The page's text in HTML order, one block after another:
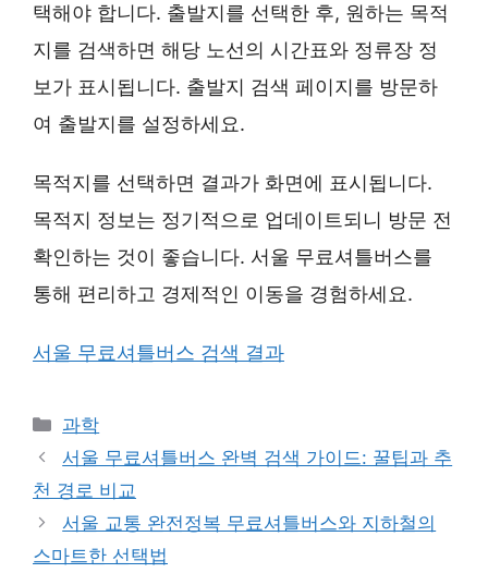
택해야 합니다. 출발지를 선택한 후, 원하는 목적
지를 검색하면 해당 노선의 시간표와 정류장 정
보가 표시됩니다. 출발지 검색 페이지를 방문하
여 출발지를 설정하세요.
목적지를 선택하면 결과가 화면에 표시됩니다.
목적지 정보는 정기적으로 업데이트되니 방문 전
확인하는 것이 좋습니다. 서울 무료셔틀버스를
통해 편리하고 경제적인 이동을 경험하세요.
서울 무료셔틀버스 검색 결과
Categories
과학
서울 무료셔틀버스 완벽 검색 가이드: 꿀팁과 추
천 경로 비교
서울 교통 완전정복 무료셔틀버스와 지하철의
스마트한 선택법